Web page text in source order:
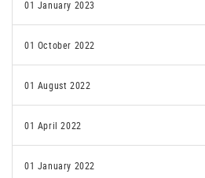
01 January 2023
01 October 2022
01 August 2022
01 April 2022
01 January 2022